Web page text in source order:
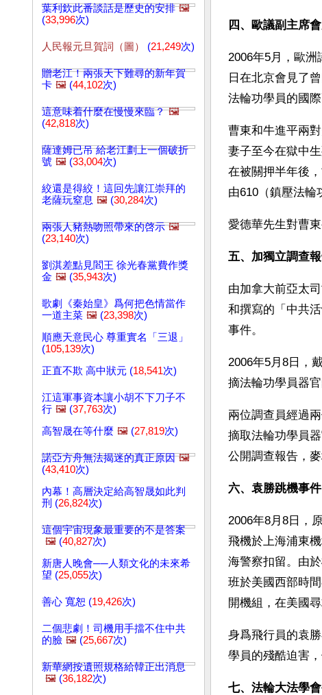
葉利欽此番談話是歷史的安排 🖼️
(33,996次)
人民報元旦賀詞（圖） (21,249次)
贈老江！兩張天下難尋的新年賀
卡 🖼️ (44,102次)
這意味着什麼在慢慢來臨？ 🖼️
(42,818次)
薩達姆已吊 給老江劃上一個破折
號 🖼️ (33,004次)
絞還是得絞！這回先讓江崇拜的
老薩玩窒息 🖼️ (30,284次)
兩張人豬熱吻照帶來的啓示 🖼️
(23,140次)
劉淇差點見閻王 徐光春黨費作獎
金 🖼️ (35,943次)
歌劇《秦始皇》爲何把色情當作
一道主菜 🖼️ (23,398次)
順應天意民心 尊重實名「三退」
(105,139次)
正直不欺 高中狀元 (18,541次)
江這軍事資本讓小胡不下刀子不
行 🖼️ (37,763次)
高智晟在等什麼 🖼️ (27,819次)
諾亞方舟無法揭迷的真正原因 🖼️
(43,410次)
內幕！高層決定給高智晟如此判
刑 (26,824次)
這個宇宙現象最重要的不是答案
🖼️ (40,827次)
新唐人晚會──人類文化的未來希
望 (25,055次)
善心 寬恕 (19,426次)
二個悲劇！司機用手擋不住中共
的臉 🖼️ (25,667次)
新華網按遺照規格給韓正出消息
🖼️ (36,182次)
四、歐議副主席
2006年5月，歐
日在北京會見了
法輪功學員的國際
曹東和牛進平兩
妻子至今在獄中
在被關押半年後
由610（鎮壓法輪
愛德華先生對曹
五、加獨立調查
由加拿大前亞太
和撰寫的「中共
事件。
2006年5月8日，
摘法輪功學員器
兩位調查員經過
摘取法輪功學員
公開調查報告，
六、袁勝跳機事件
2006年8月8日，
飛機於上海浦東
海警察扣留。由
班於美國西部時
開機組，在美國尋
身爲飛行員的袁
學員的殘酷迫害
七、法輪大法學